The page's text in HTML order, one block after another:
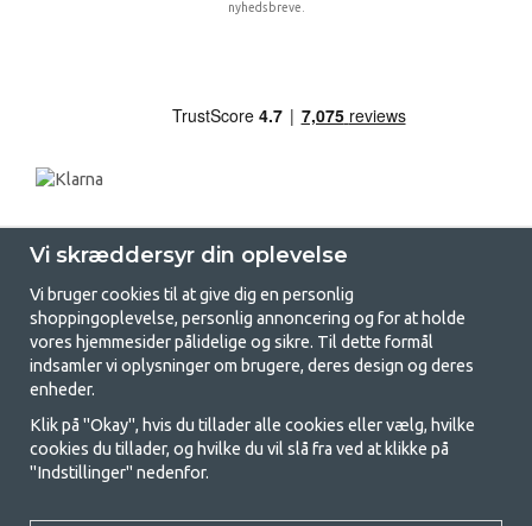
nyhedsbreve.
GetCamping.dk - Din butik for
camping og friluftsliv
Camping kan enten være en livsstil eller en måde at samle familien på til
et fælles eventyr. Uanset hvilken kategori du tilhører, finder du alt, du
Vi skræddersyr din oplevelse
Vi bruger cookies til at give dig en personlig
shoppingoplevelse, personlig annoncering og for at holde
vores hjemmesider pålidelige og sikre. Til dette formål
indsamler vi oplysninger om brugere, deres design og deres
enheder.
Klik på "Okay", hvis du tillader alle cookies eller vælg, hvilke
cookies du tillader, og hvilke du vil slå fra ved at klikke på
"Indstillinger" nedenfor.